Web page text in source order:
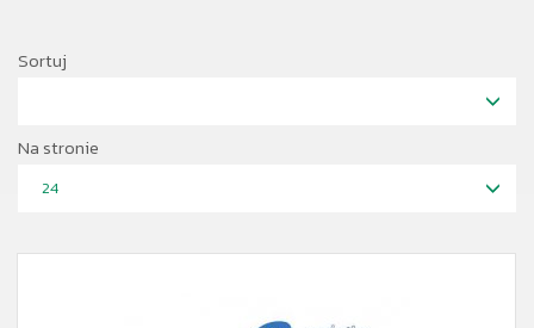
Sortuj
Na stronie
24